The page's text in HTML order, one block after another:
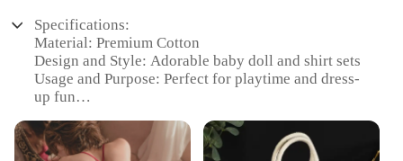
Specifications:
Material: Premium Cotton
Design and Style: Adorable baby doll and shirt sets
Usage and Purpose: Perfect for playtime and dress-
up fun
Performance and Property: Durable and comfortable
Parts and Accessories: Includes matching doll and